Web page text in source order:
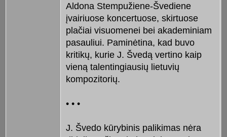
Aldona Stempužiene-Švediene
įvairiuose koncertuose, skirtuose
plačiai visuomenei bei akademiniam
pasauliui. Paminėtina, kad buvo
kritikų, kurie J. Švedą vertino kaip
vieną talentingiausių lietuvių
kompozitorių.
• • •
J. Švedo kūrybinis palikimas nėra